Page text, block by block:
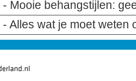
- Mooie behangstijlen:
- Alles wat je moet weten